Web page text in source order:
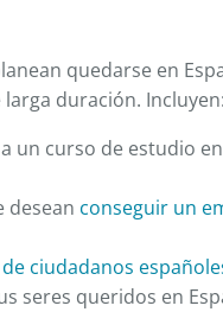
quedarse en
duración. Incluyen:
un curso de estudio
desean conseguir un
ciudadanos
seres queridos en